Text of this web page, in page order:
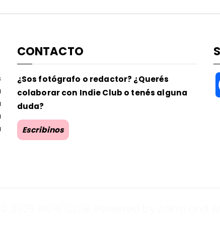
CONTACTO
¿Sos fotógrafo o redactor? ¿Querés
colaborar con Indie Club o tenés alguna
duda?
Escribinos